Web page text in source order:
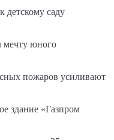
детскому саду
юного
пожаров усиливают
здание «Газпром